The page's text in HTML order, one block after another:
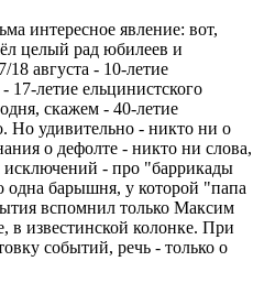
интересное явление: вот,
целый рад юбилеев и
августа - 10-летие
17-летие ельцинистского
скажем - 40-летие
Но удивительно - никто ни о
о дефолте - никто ни слова,
исключений - про "баррикады
одна барышня, у которой "папа
вспомнил только Максим
в известинской колонке. При
событий, речь - только о